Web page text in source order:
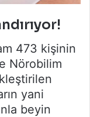
473 kişinin
Nörobilim
yani
beyin